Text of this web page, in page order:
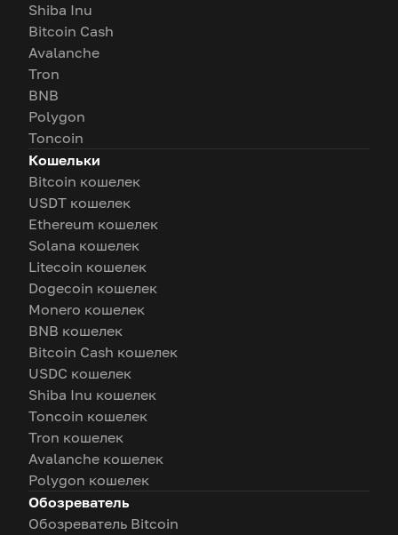
Shiba Inu
Bitcoin Cash
Avalanche
Tron
BNB
Polygon
Toncoin
Кошельки
Bitcoin кошелек
USDT кошелек
Ethereum кошелек
Solana кошелек
Litecoin кошелек
Dogecoin кошелек
Monero кошелек
BNB кошелек
Bitcoin Cash кошелек
USDC кошелек
Shiba Inu кошелек
Toncoin кошелек
Tron кошелек
Avalanche кошелек
Polygon кошелек
Обозреватель
Обозреватель Bitcoin